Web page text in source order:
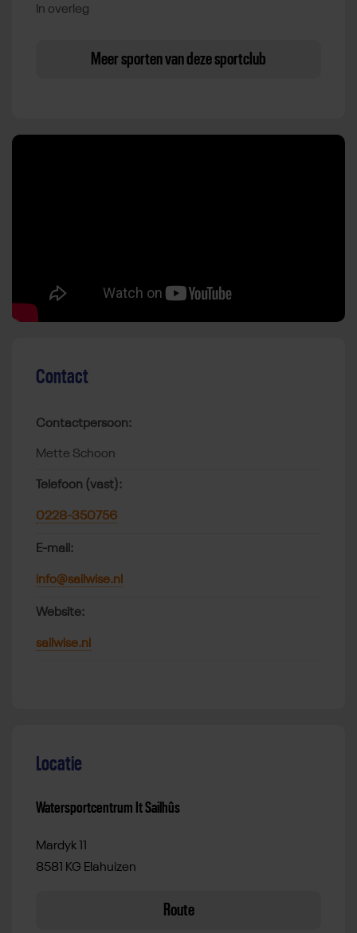
In overleg
Meer sporten van deze sportclub
Contact
Contactpersoon:
Mette Schoon
Telefoon (vast):
0228-350756
E-mail:
info@sailwise.nl
Website:
sailwise.nl
Locatie
Watersportcentrum It Sailhûs
Mardyk 11
8581 KG Elahuizen
Route